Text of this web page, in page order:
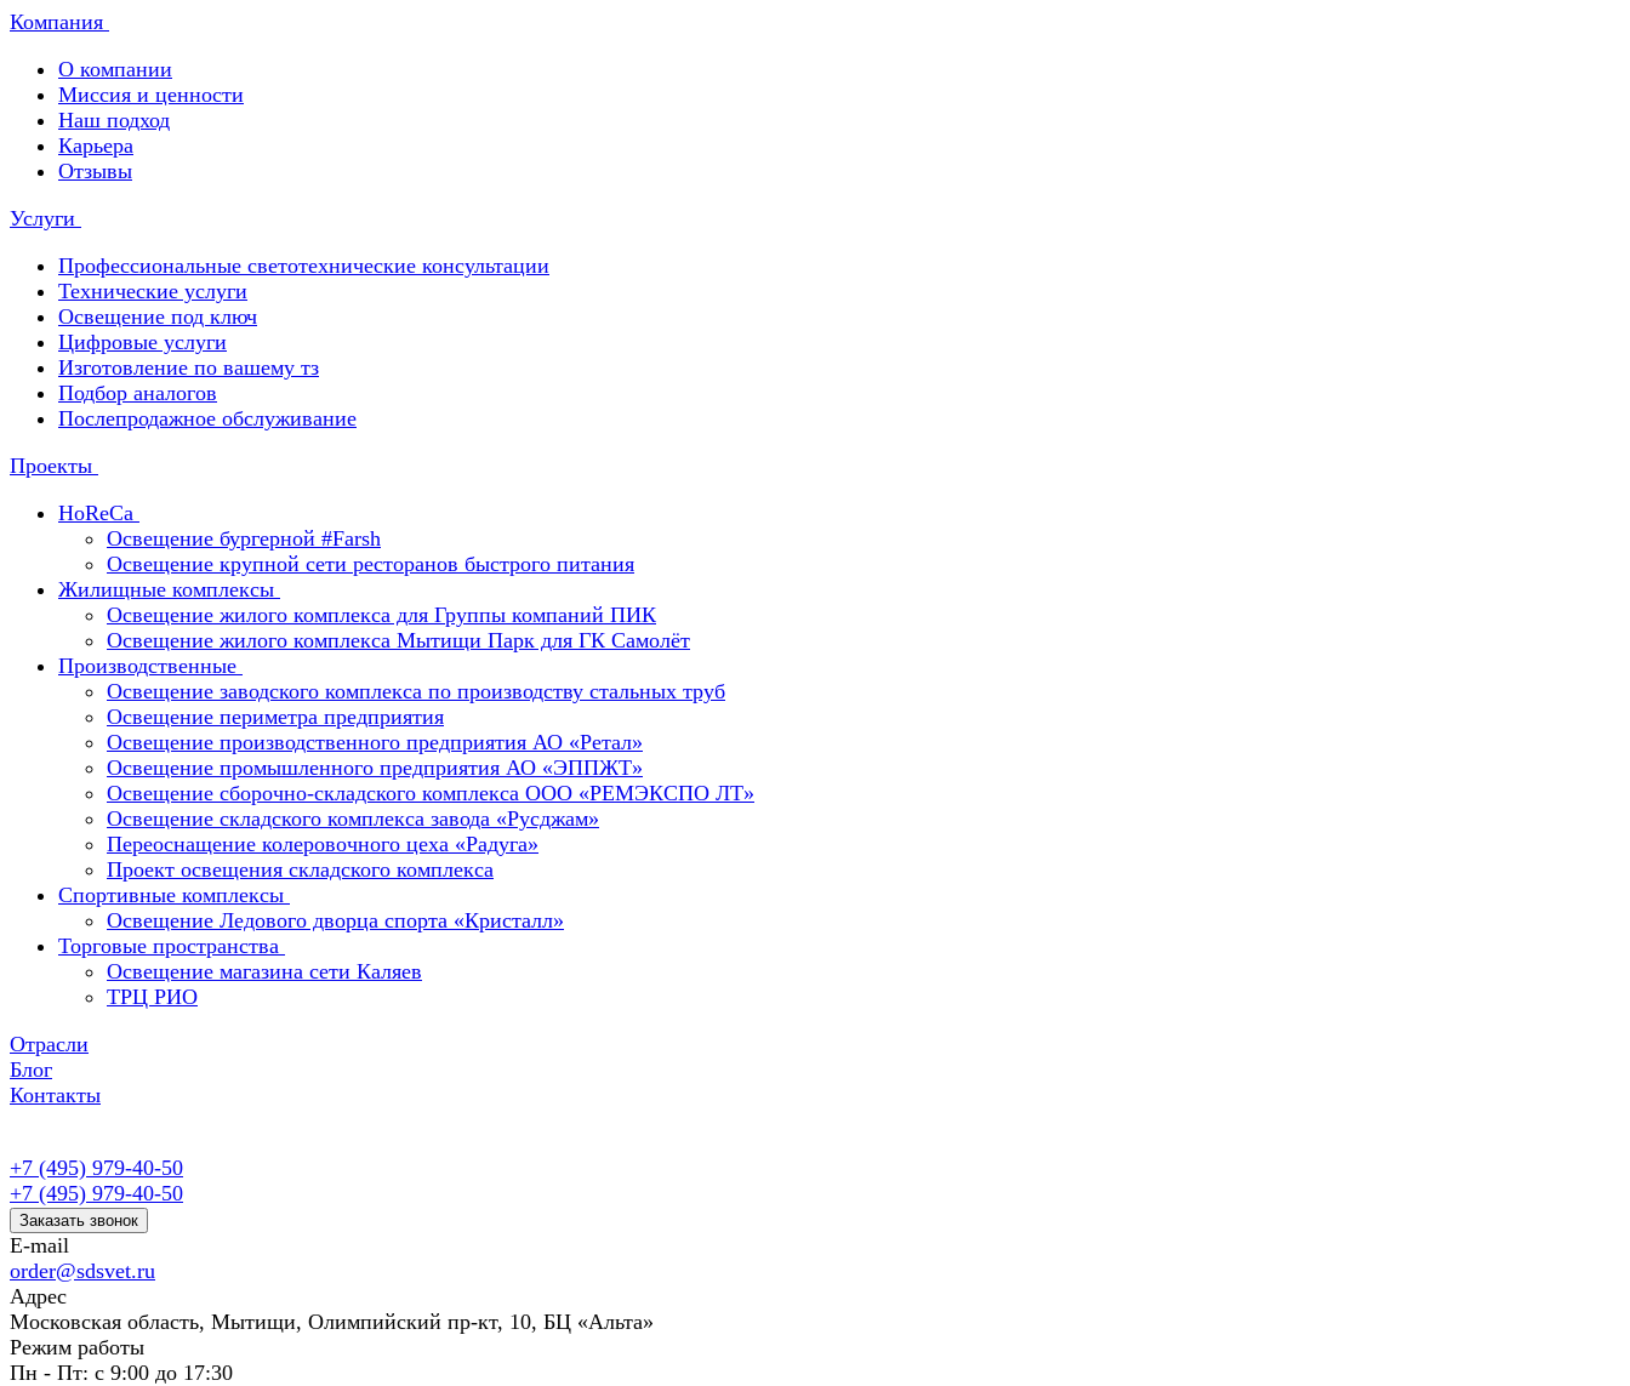
Компания
О компании
Миссия и ценности
Наш подход
Карьера
Отзывы
Услуги
Профессиональные светотехнические консультации
Технические услуги
Освещение под ключ
Цифровые услуги
Изготовление по вашему тз
Подбор аналогов
Послепродажное обслуживание
Проекты
HoReCa
Освещение бургерной #Farsh
Освещение крупной сети ресторанов быстрого питания
Жилищные комплексы
Освещение жилого комплекса для Группы компаний ПИК
Освещение жилого комплекса Мытищи Парк для ГК Самолёт
Производственные
Освещение заводского комплекса по производству стальных труб
Освещение периметра предприятия
Освещение производственного предприятия АО «Ретал»
Освещение промышленного предприятия АО «ЭППЖТ»
Освещение сборочно-складского комплекса ООО «РЕМЭКСПО ЛТ»
Освещение складского комплекса завода «Русджам»
Переоснащение колеровочного цеха «Радуга»
Проект освещения складского комплекса
Спортивные комплексы
Освещение Ледового дворца спорта «Кристалл»
Торговые пространства
Освещение магазина сети Каляев
ТРЦ РИО
Отрасли
Блог
Контакты
+7 (495) 979-40-50
+7 (495) 979-40-50
Заказать звонок
E-mail
order@sdsvet.ru
Адрес
Московская область, Мытищи, Олимпийский пр-кт, 10, БЦ «Альта»
Режим работы
Пн - Пт: с 9:00 до 17:30